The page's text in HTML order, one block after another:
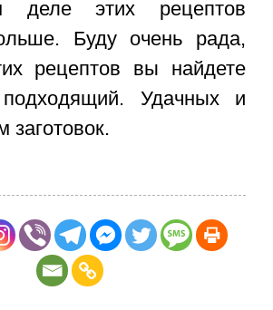
деле этих рецептов
Буду очень рада,
рецептов вы найдете
Удачных и
заготовок.